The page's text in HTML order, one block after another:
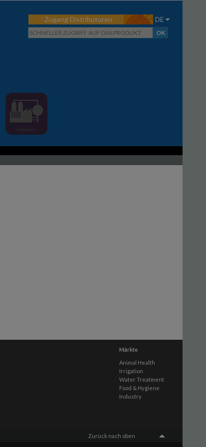
Zugang Distributoren DE
Märkte
Animal Health
Irrigation
Water Treatment
Food & Hygiene
Industry
Zurück nach oben